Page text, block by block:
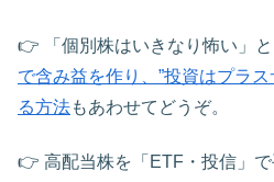
👉 「個別株はいきなり怖い」と
で含み益を作り、”投資はプラ
る方法もあわせてどうぞ。
👉 高配当株を「ETF・投信」